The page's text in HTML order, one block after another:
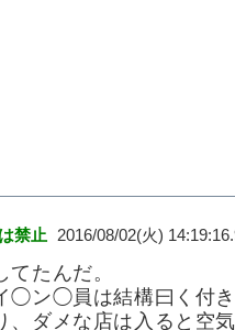
禁止 2016/08/02(火)
たんだ。
◯ン◯員は結構曰く付き
ダメな店は入ると空